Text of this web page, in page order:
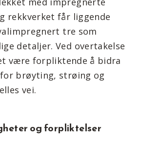
rekkverket får liggende
tre som
detaljer. Ved overtakelse
være forpliktende å bidra
brøyting, strøing og
vei.
og forpliktelser